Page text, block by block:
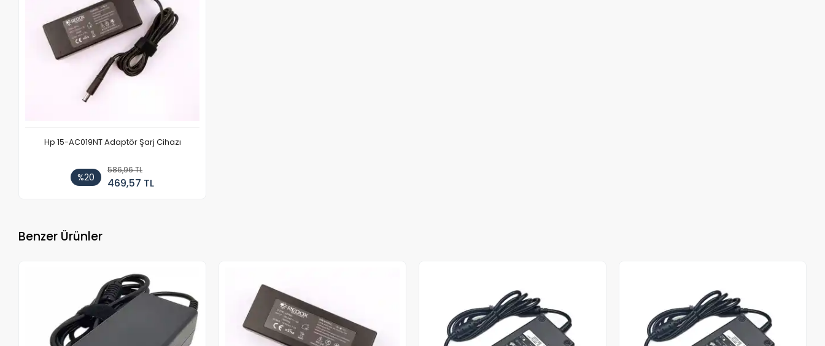
Hp 15-AC019NT Adaptör Şarj Cihazı
%20
586,96 TL
469,57 TL
Benzer Ürünler